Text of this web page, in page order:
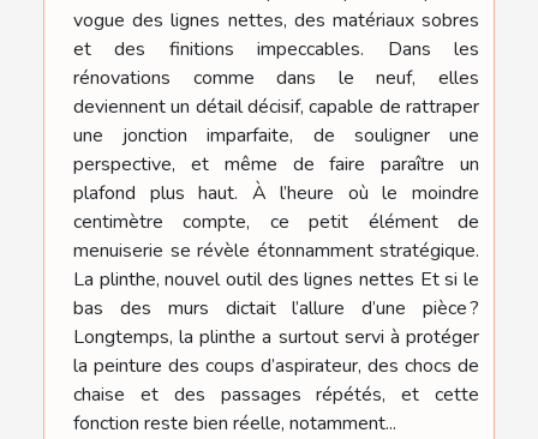
vogue des lignes nettes, des matériaux sobres
et des finitions impeccables. Dans les
rénovations comme dans le neuf, elles
deviennent un détail décisif, capable de rattraper
une jonction imparfaite, de souligner une
perspective, et même de faire paraître un
plafond plus haut. À l’heure où le moindre
centimètre compte, ce petit élément de
menuiserie se révèle étonnamment stratégique.
La plinthe, nouvel outil des lignes nettes Et si le
bas des murs dictait l’allure d’une pièce ?
Longtemps, la plinthe a surtout servi à protéger
la peinture des coups d’aspirateur, des chocs de
chaise et des passages répétés, et cette
fonction reste bien réelle, notamment...